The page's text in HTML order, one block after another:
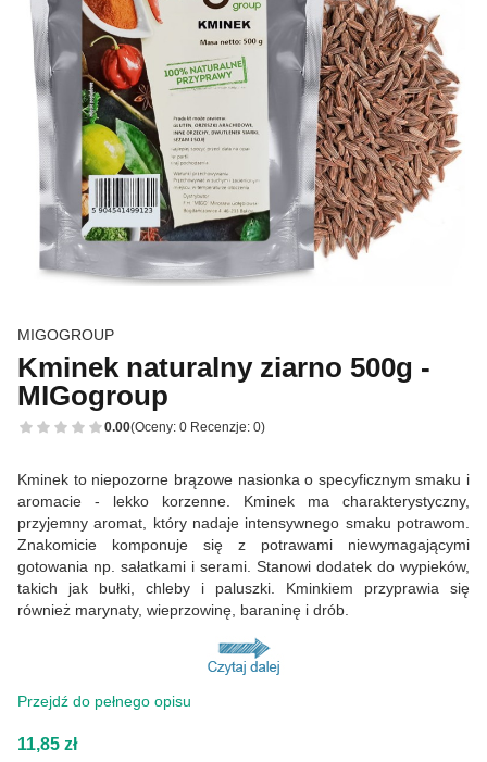
MIGOGROUP
Kminek naturalny ziarno 500g -
MIGogroup
0.00(Oceny: 0 Recenzje: 0)
Kminek to niepozorne brązowe nasionka o specyficznym smaku i
aromacie - lekko korzenne. Kminek ma charakterystyczny,
przyjemny aromat, który nadaje intensywnego smaku potrawom.
Znakomicie komponuje się z potrawami niewymagającymi
gotowania np. sałatkami i serami. Stanowi dodatek do wypieków,
takich jak bułki, chleby i paluszki. Kminkiem przyprawia się
również marynaty, wieprzowinę, baraninę i drób.
Przejdź do pełnego opisu
Cena
11,85 zł